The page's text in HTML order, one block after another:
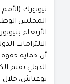
المجلس
الأربعاء
الالتزامات
أن حماية
الدولي بقيم
بوعياش، خلال